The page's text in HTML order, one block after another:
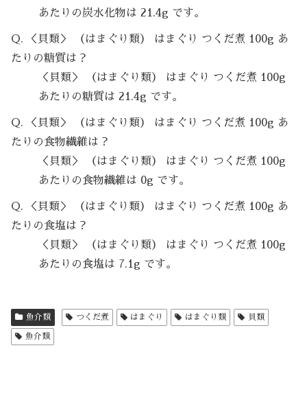
あたりの炭水化物は 21.4g です。
Q. ＜貝類＞ （はまぐり類） はまぐり つくだ煮 100g あ
たりの糖質は？
＜貝類＞ （はまぐり類） はまぐり つくだ煮 100g
あたりの糖質は 21.4g です。
Q. ＜貝類＞ （はまぐり類） はまぐり つくだ煮 100g あ
たりの食物繊維は？
＜貝類＞ （はまぐり類） はまぐり つくだ煮 100g
あたりの食物繊維は 0g です。
Q. ＜貝類＞ （はまぐり類） はまぐり つくだ煮 100g あ
たりの食塩は？
＜貝類＞ （はまぐり類） はまぐり つくだ煮 100g
あたりの食塩は 7.1g です。
魚介類 つくだ煮 はまぐり はまぐり類 貝類
魚介類